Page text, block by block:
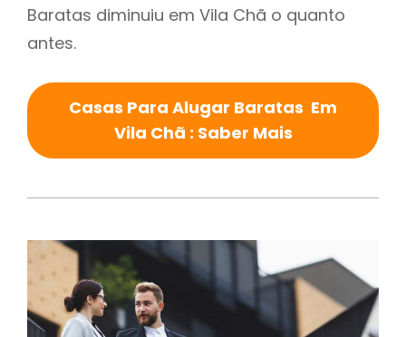
Baratas diminuiu em Vila Chã o quanto
antes.
Casas Para Alugar Baratas Em
Vila Chã : Saber Mais